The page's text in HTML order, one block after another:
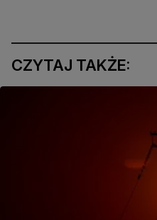
CZYTAJ TAKŻE: